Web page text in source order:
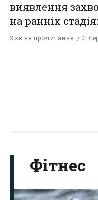
виявлення
на ранніх
2 хв на прочитання 01
Фітнес